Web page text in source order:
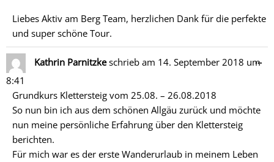
Liebes Aktiv am Berg Team, herzlichen Dank für die perfekte
und super schöne Tour.
Kathrin Parnitzkeschrieb am 14. September 2018 um
8:41
Grundkurs Klettersteig vom 25.08. – 26.08.2018
So nun bin ich aus dem schönen Allgäu zurück und möchte
nun meine persönliche Erfahrung über den Klettersteig
berichten.
Für mich war es der erste Wanderurlaub in meinem Leben
…